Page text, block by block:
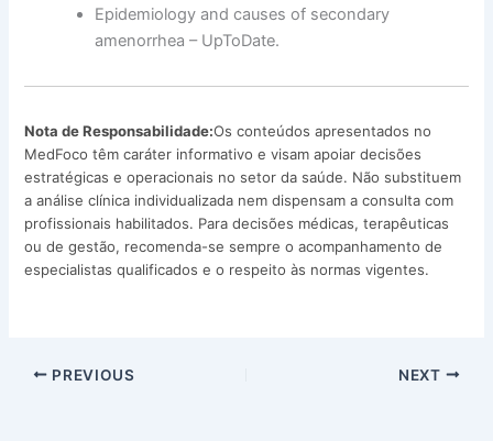
Epidemiology and causes of secondary
amenorrhea – UpToDate.
Nota de Responsabilidade:Os conteúdos apresentados no
MedFoco têm caráter informativo e visam apoiar decisões
estratégicas e operacionais no setor da saúde. Não substituem
a análise clínica individualizada nem dispensam a consulta com
profissionais habilitados. Para decisões médicas, terapêuticas
ou de gestão, recomenda-se sempre o acompanhamento de
especialistas qualificados e o respeito às normas vigentes.
PREVIOUS NEXT